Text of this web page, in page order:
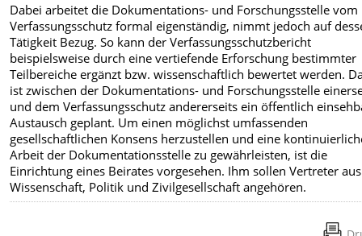
Dabei arbeitet die Dokumentations- und Forschungsstelle vom
Verfassungsschutz formal eigenständig, nimmt jedoch auf
Tätigkeit Bezug. So kann der Verfassungsschutzbericht
beispielsweise durch eine vertiefende Erforschung bestimmter
Teilbereiche ergänzt bzw. wissenschaftlich bewertet werden.
ist zwischen der Dokumentations- und Forschungsstelle
und dem Verfassungsschutz andererseits ein öffentlich
Austausch geplant. Um einen möglichst umfassenden
gesellschaftlichen Konsens herzustellen und eine
Arbeit der Dokumentationsstelle zu gewährleisten, ist die
Einrichtung eines Beirates vorgesehen. Ihm sollen Vertreter aus
Wissenschaft, Politik und Zivilgesellschaft angehören.